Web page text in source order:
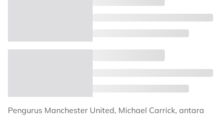
Pengurus Manchester United, Michael Carrick, antara